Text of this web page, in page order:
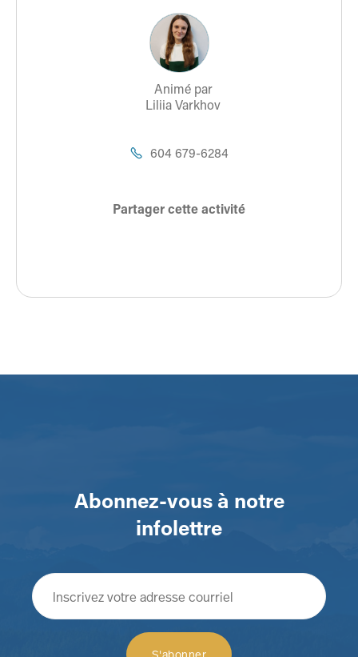
Animé par
Liliia Varkhov
 604 679-6284
Partager cette activité
Abonnez-vous à notre
infolettre